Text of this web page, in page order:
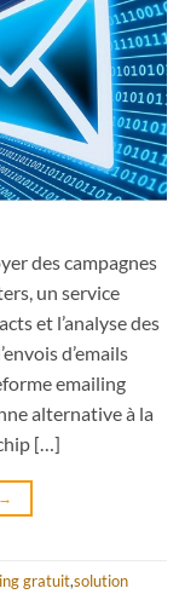
des campagnes
un service
et l’analyse des
d’emails
emailing
alternative à la
[…]
→
gratuit,solution